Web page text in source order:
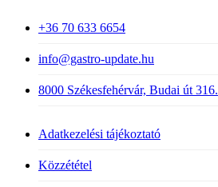
+36 70 633 6654
info@gastro-update.hu
8000 Székesfehérvár, Budai út 316.
Adatkezelési tájékoztató
Közzététel